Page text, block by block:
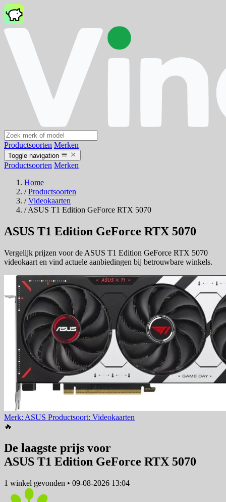
Productsoorten Merken
Toggle navigation
Productsoorten Merken
Home
/ Productsoorten
/ Videokaarten
/ ASUS T1 Edition GeForce RTX 5070
ASUS T1 Edition GeForce RTX 5070
Vergelijk prijzen voor de ASUS T1 Edition GeForce RTX 5070
videokaart en vind actuele aanbiedingen bij betrouwbare winkels.
Merk: ASUS Productsoort: Videokaarten
🔥
De laagste prijs voor
ASUS T1 Edition GeForce RTX 5070
1 winkel gevonden • 09-08-2026 13:04